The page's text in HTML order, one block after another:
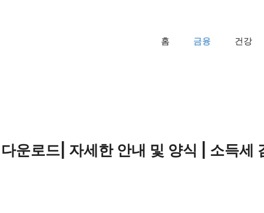
홈 금융 건강
운로드| 자세한 안내 및 양식 | 소득세